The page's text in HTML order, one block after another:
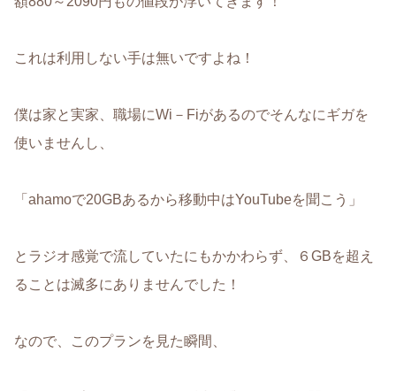
これは利用しない手は無いですよね！
僕は家と実家、職場にWi－Fiがあるのでそんなにギガを
使いませんし、
「ahamoで20GBあるから移動中はYouTubeを聞こう」
とラジオ感覚で流していたにもかかわらず、６GBを超え
ることは滅多にありませんでした！
なので、このプランを見た瞬間、